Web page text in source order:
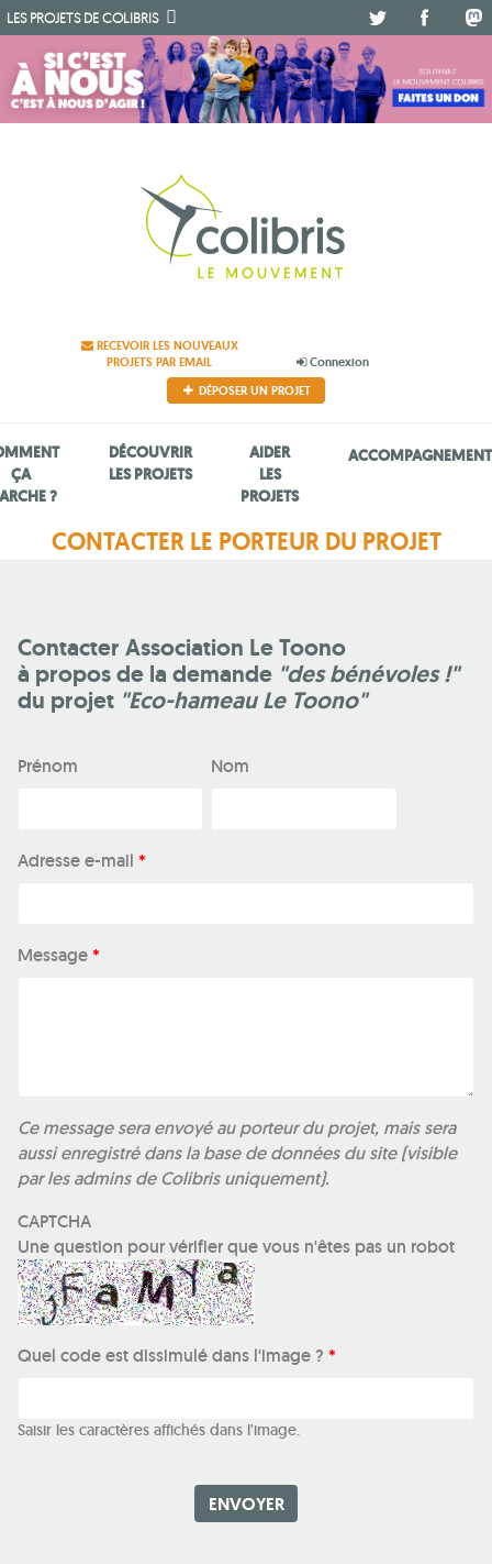
LES PROJETS DECOLIBRIS .
RECEVOIR LES NOUVEAUX
PROJETS PAR EMAIL
Connexion
DÉPOSER UN PROJET
ÇA
?
DÉCOUVRIR
LES PROJETS
AIDER
LES
PROJETS
ACCOMPAGNEMENT
CONTACTER LE PORTEUR DU PROJET
Contacter Association Le Toono
à propos de la demande "des bénévoles !"
du projet "Eco-hameau Le Toono"
Prénom Nom
Adresse e-mail *
Message *
Ce message sera envoyé au porteur du projet, mais sera
aussi enregistré dans la base de données du site (visible
par les admins de Colibris uniquement).
CAPTCHA
Une question pour vérifier que vous n'êtes pas un robot
Quel code est dissimulé dans l'image ? *
Saisir les caractères affichés dans l'image.